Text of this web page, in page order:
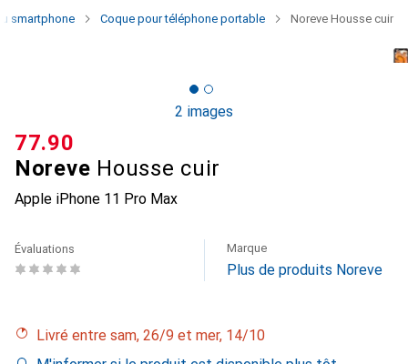
smartphone Coque pour téléphone portable Noreve Housse cuir
2 images
Noreve Housse cuir
Apple iPhone 11 Pro Max
CHF
77.90
Évaluations Marque
Plus de produits Noreve
Livré entre sam, 26/9 et mer, 14/10